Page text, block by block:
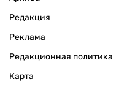
Редакция
Реклама
Редакционная политика
Карта